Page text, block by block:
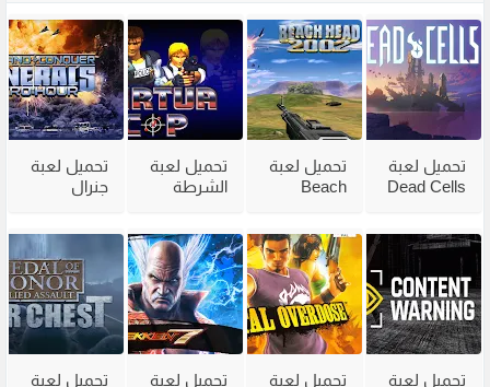
تحميل لعبة
Dead Cells
الاضافات
تحميل لعبة
Beach
من ميديا
فاير
تحميل لعبة
الشرطة
من ميديا
فاير
تحميل لعبة
جنرال
Zero Hour
للكمبيوتر
تحميل لعبة
تحميل لعبة
تحميل لعبة
تحميل لعبة